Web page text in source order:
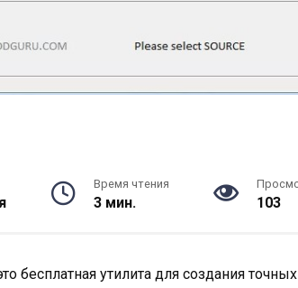
Время чтения
3 мин. 103
бесплатная утилита для создания